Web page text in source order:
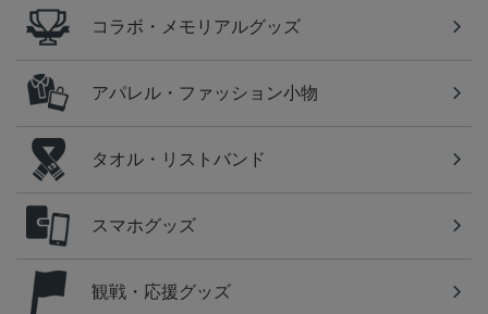
コラボ・メモリアルグッズ
アパレル・ファッション小物
タオル・リストバンド
スマホグッズ
観戦・応援グッズ